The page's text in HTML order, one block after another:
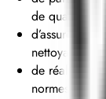
de qualité de
d’assurer
nettoyage et
de réaliser
normes et